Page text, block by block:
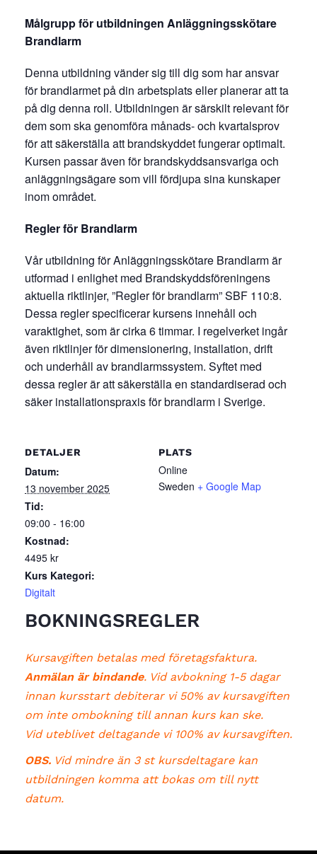
Målgrupp för utbildningen Anläggningsskötare
Brandlarm
Denna utbildning vänder sig till dig som har ansvar
för brandlarmet på din arbetsplats eller planerar att ta
på dig denna roll. Utbildningen är särskilt relevant för
dem som ska genomföra månads- och kvartalsprov
för att säkerställa att brandskyddet fungerar optimalt.
Kursen passar även för brandskyddsansvariga och
anläggningsägare som vill fördjupa sina kunskaper
inom området.
Regler för Brandlarm
Vår utbildning för Anläggningsskötare Brandlarm är
utformad i enlighet med Brandskyddsföreningens
aktuella riktlinjer, ”Regler för brandlarm” SBF 110:8.
Dessa regler specificerar kursens innehåll och
varaktighet, som är cirka 6 timmar. I regelverket ingår
även riktlinjer för dimensionering, installation, drift
och underhåll av brandlarmssystem. Syftet med
dessa regler är att säkerställa en standardiserad och
säker installationspraxis för brandlarm i Sverige.
DETALJER
Datum:
13 november 2025
Tid:
09:00 - 16:00
Kostnad:
4495 kr
Kurs Kategori:
Digitalt
PLATS
Online
Sweden + Google Map
BOKNINGSREGLER
Kursavgiften betalas med företagsfaktura.
Anmälan är bindande. Vid avbokning 1-5 dagar
innan kursstart debiterar vi 50% av kursavgiften
om inte ombokning till annan kurs kan ske.
Vid uteblivet deltagande vi 100% av kursavgiften.
OBS. Vid mindre än 3 st kursdeltagare kan
utbildningen komma att bokas om till nytt
datum.